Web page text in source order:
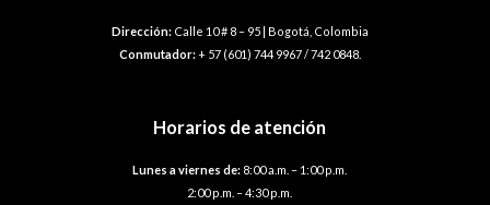
Dirección:Calle 10 # 8 – 95 | Bogotá, Colombia
Conmutador:+ 57 (601) 744 9967 / 742 0848.
Horarios de atención
Lunes a viernes de: 8:00 a.m. – 1:00 p.m.
2:00 p.m. – 4:30 p.m.